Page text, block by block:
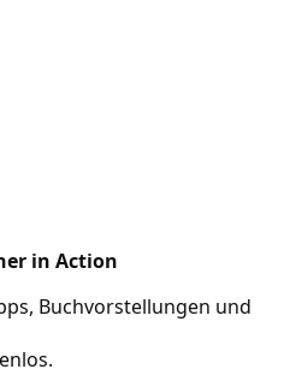
in Action
Buchvorstellungen und